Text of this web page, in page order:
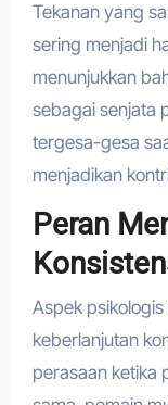
Tekanan yang
sering menjadi
menunjukkan
sebagai senjata
tergesa-gesa
menjadikan
Peran
Aspek
keberlanjutan
perasaan ketika